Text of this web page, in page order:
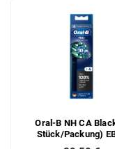
Oral-B NH CA
Stück/Packung)